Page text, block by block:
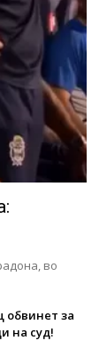
во
обвинет за
на суд!